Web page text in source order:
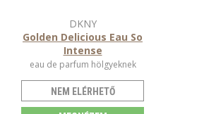
DKNY
Golden Delicious Eau So
Intense
eau de parfum hölgyeknek
NEM ELÉRHETŐ